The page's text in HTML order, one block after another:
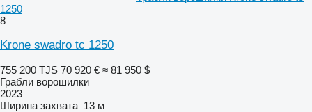
1250
8
Krone swadro tc 1250
755 200 TJS 70 920 € ≈ 81 950 $
Грабли ворошилки
2023
Ширина захвата 13 м